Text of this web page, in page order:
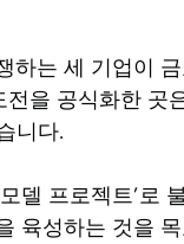
하는 세 기업이
을 공식화한 곳
니다.
델 프로젝트’로
육성하는 것을